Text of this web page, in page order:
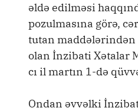
əldə edilməsi
pozulmasına görə,
tutan maddələrindən
olan İnzibati Xətalar
cı il martın 1-də
Ondan əvvəlki